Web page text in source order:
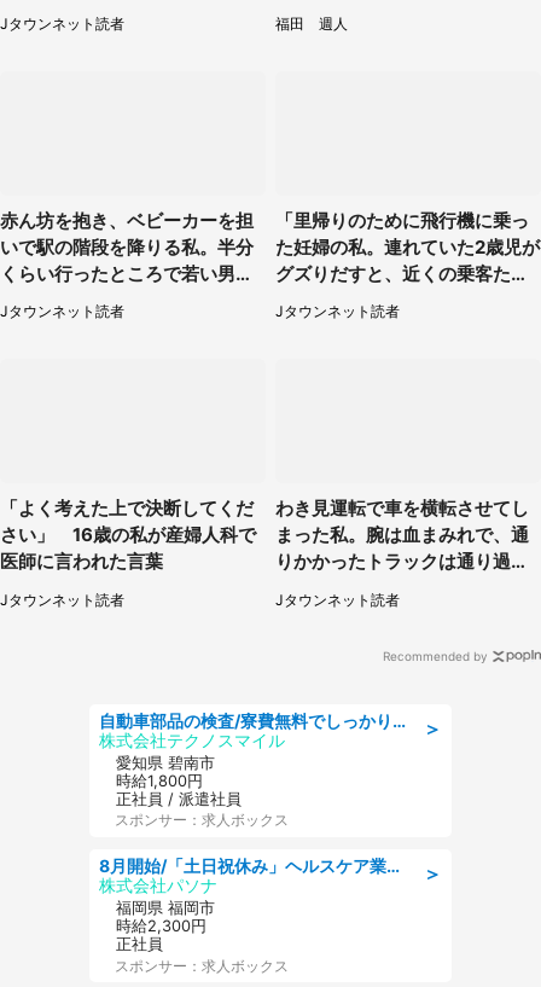
起きたこと（広島県・30代女
性）
Jタウンネット読者 福田 週人
赤ん坊を抱き、ベビーカーを担
いで駅の階段を降りる私。半分
くらい行ったところで若い男性
が...（埼玉県・50代女性）
Jタウンネット読者
「里帰りのために飛行機に乗っ
た妊婦の私。連れていた2歳児が
グズりだすと、近くの乗客たち
が」（愛知県・40代女性）
Jタウンネット読者
「よく考えた上で決断してくだ
さい」 16歳の私が産婦人科で
医師に言われた言葉
Jタウンネット読者
わき見運転で車を横転させてし
まった私。腕は血まみれで、通
りかかったトラックは通り過ぎ
ていき...（福岡県・30代女性）
Jタウンネット読者
Recommended by
＞
自動車部品の検査/寮費無料でしっかり稼げる denso aichi
株式会社テクノスマイル
愛知県 碧南市
時給1,800円
正社員 / 派遣社員
スポンサー：求人ボックス
＞
8月開始/「土日祝休み」ヘルスケア業界の産業保健師/高時給/未経験OK/要資格:保健師、正看護師
株式会社パソナ
福岡県 福岡市
時給2,300円
正社員
スポンサー：求人ボックス